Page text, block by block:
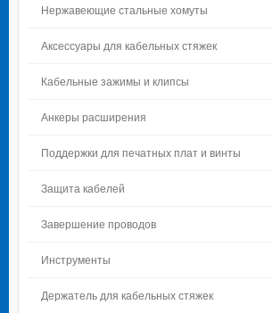
Нержавеющие стальные хомуты
Аксессуары для кабельных стяжек
Кабельные зажимы и клипсы
Анкеры расширения
Поддержки для печатных плат и винты
Защита кабелей
Завершение проводов
Инструменты
Держатель для кабельных стяжек